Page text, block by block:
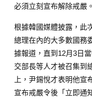
必須立刻宣布解除戒嚴。
根據韓國媒體披露，此
總理在內的大多數國務
據報道，直到12月3日
交部長等人才被召集到
上，尹錫悅才表明他宣
宣布戒嚴令後「立即通